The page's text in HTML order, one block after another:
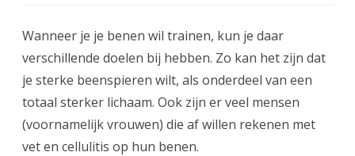
voor
de
Wanneer je je benen wil trainen, kun je daar
verschillende doelen bij hebben. Zo kan het zijn dat
je sterke beenspieren wilt, als onderdeel van een
totaal sterker lichaam. Ook zijn er veel mensen
(voornamelijk vrouwen) die af willen rekenen met
vet en cellulitis op hun benen.